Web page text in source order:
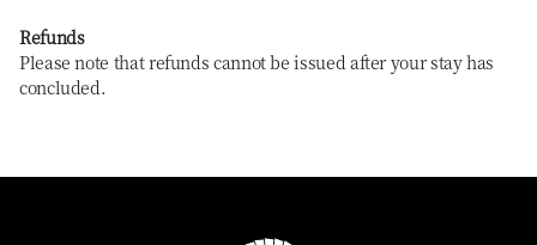
Refunds
Please note that refunds cannot be issued after your stay has
concluded.